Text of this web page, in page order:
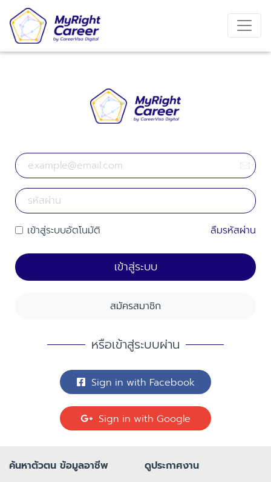
เข้าสู่ระบบอัตโนมัติ ลืมรหัสผ่าน
เข้าสู่ระบบ
สมัครสมาชิก
หรือเข้าสู่ระบบผ่าน
Sign in with Facebook
Sign in with Google
ค้นหาตัวตน ข้อมูลอาชีพ ดูประกาศงาน